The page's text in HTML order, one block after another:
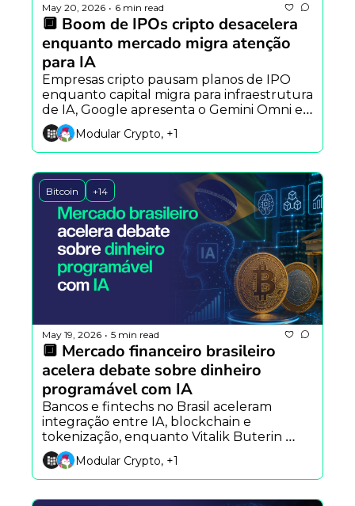
May 20, 2026 • 6 min read
🔲 Boom de IPOs cripto desacelera
enquanto mercado migra atenção
para IA
Empresas cripto pausam planos de IPO
enquanto capital migra para infraestrutura
de IA, Google apresenta o Gemini Omni e
novo exploit reacende alertas sobre
segurança em protocolos DeFi.
Modular Crypto, +1
Bitcoin +14
May 19, 2026 • 5 min read
🔲 Mercado financeiro brasileiro
acelera debate sobre dinheiro
programável com IA
Bancos e fintechs no Brasil aceleram
integração entre IA, blockchain e
tokenização, enquanto Vitalik Buterin
aposta em verificação matemática para
segurança onchain e o Standard
Chartered projeta US$ 4 trilhões em ativos
tokenizados até 2028.
Modular Crypto, +1